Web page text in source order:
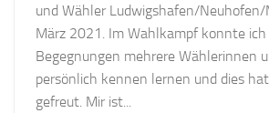
und Wähler Ludwigshafen/
März 2021. Im Wahlkampf konnte ich
Begegnungen mehrere Wählerinnen
persönlich kennen lernen und dies
gefreut. Mir ist...